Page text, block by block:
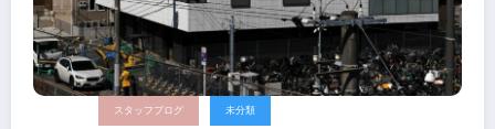
スタッフブログ 未分類